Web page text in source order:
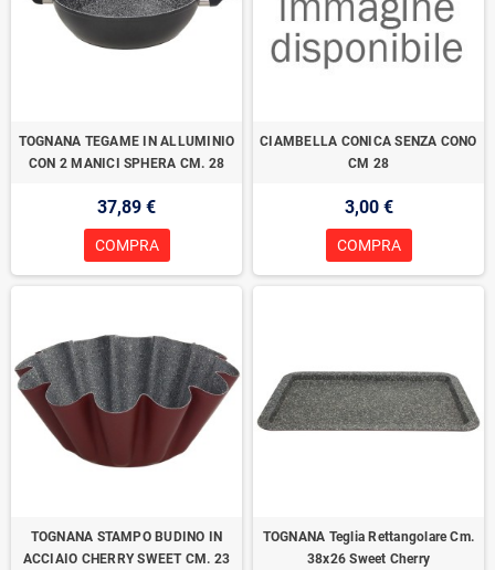
TOGNANA TEGAME IN ALLUMINIO
CON 2 MANICI SPHERA CM. 28
37,89 €
COMPRA
CIAMBELLA CONICA SENZA CONO
CM 28
3,00 €
COMPRA
TOGNANA STAMPO BUDINO IN
ACCIAIO CHERRY SWEET CM. 23
TOGNANA Teglia Rettangolare Cm.
38x26 Sweet Cherry